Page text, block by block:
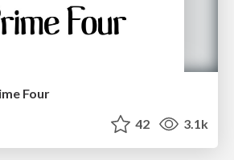
Four
42 3.1k